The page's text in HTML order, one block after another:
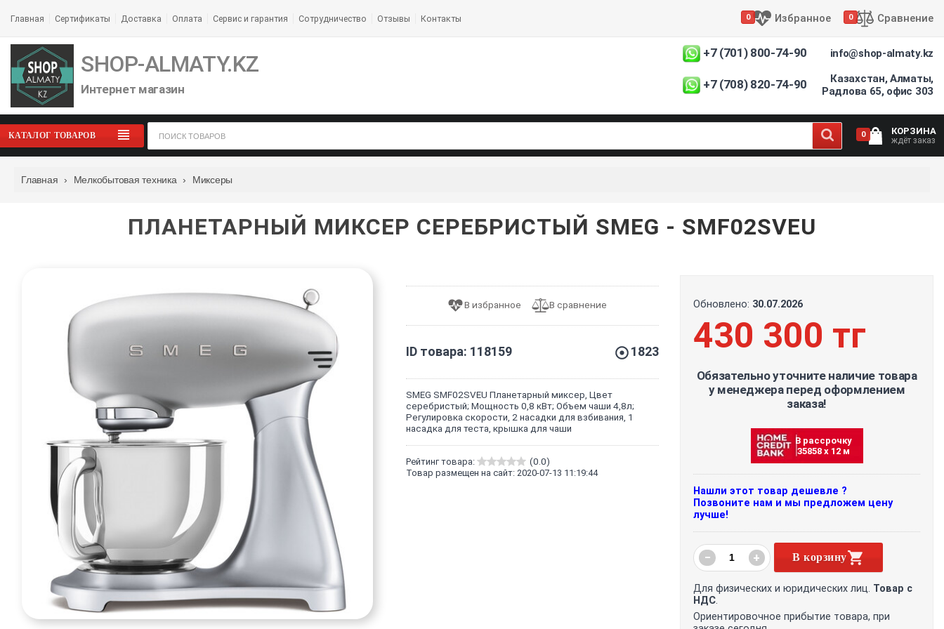
Главная Сертификаты Доставка Оплата Сервис и гарантия Сотрудничество Отзывы Контакты 0 Избранное 0 Сравнение
SHOP-ALMATY.KZ
Интернет магазин
+7 (701) 800-74-90
+7 (708) 820-74-90
info@shop-almaty.kz
Казахстан, Алматы,
Радлова 65, офис 303
КАТАЛОГ ТОВАРОВ 0 КОРЗИНА
ждёт заказ
Главная › Мелкобытовая техника › Миксеры
ПЛАНЕТАРНЫЙ МИКСЕР СЕРЕБРИСТЫЙ SMEG - SMF02SVEU
ID товара: 118159 1823
SMEG SMF02SVEU Планетарный миксер, Цвет
серебристый; Мощность 0,8 кВт; Объем чаши 4,8л;
Регулировка скорости, 2 насадки для взбивания, 1
насадка для теста, крышка для чаши
Рейтинг товара:
(0.0)
Товар размещен на сайт: 2020-07-13 11:19:44
Обновлено: 30.07.2026
430 300 тг
Обязательно уточните наличие товара
у менеджера перед оформлением
заказа!
В рассрочку
35858 х 12 м
Нашли этот товар дешевле ?
Позвоните нам и мы предложем цену
лучше!
− + В корзину
Для физических и юридических лиц. Товар с
НДС.
Ориентировочное прибытие товара, при